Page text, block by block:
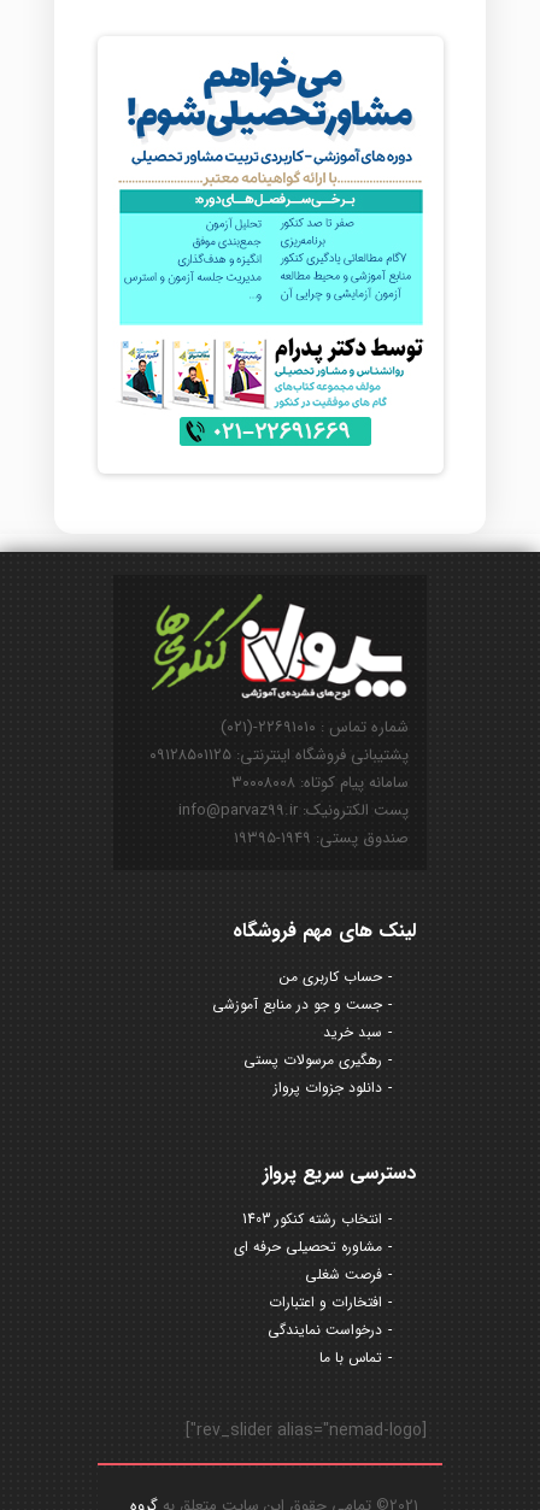
شماره تماس : ۲۲۶۹۱۰۱۰-(۰۲۱)
پشتیبانی فروشگاه اینترنتی: ۰۹۱۲۸۵۰۱۱۲۵
سامانه پیام کوتاه: ۳۰۰۰۸۰۰۸
پست الکترونیک: info@parvaz99.ir
صندوق پستی: ۱۹۴۹-۱۹۳۹۵
لینک های مهم فروشگاه
حساب کاربری من
جست و جو در منابع آموزشی
سبد خرید
رهگیری مرسولات پستی
دانلود جزوات پرواز
دسترسی سریع پرواز
انتخاب رشته کنکور 1403
مشاوره تحصیلی حرفه ای
فرصت شغلی
افتخارات و اعتبارات
درخواست نمایندگی
تماس با ما
[rev_slider alias="nemad-logo"]